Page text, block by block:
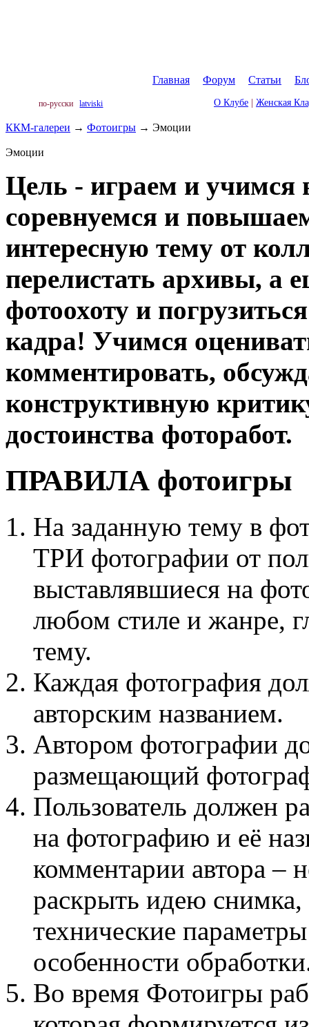
Главная Форум Статьи
по-русски latviski О Клубе Женская
ККМ-галереи → Фотоигры → Эмоции
Эмоции
Цель - играем и учимся
соревнуемся и
интересную тему от
перелистать архивы, а
фотоохоту и
кадра! Учимся
комментировать,
конструктивную
достоинства фоторабот.
ПРАВИЛА фотоигры
На заданную тему в
ТРИ фотографии от
выставлявшиеся на
любом стиле и жанре,
тему.
Каждая фотография
авторским названием.
Автором фотографии
размещающий
Пользователь должен
на фотографию и её
комментарии автора –
раскрыть идею
технические
особенности
Во время Фотоигры